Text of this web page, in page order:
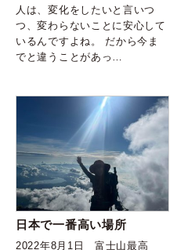
人は、変化をしたいと言いつ
つ、変わらないことに安心して
いるんですよね。 だから今ま
でと違うことがあっ…
日本で一番高い場所
2022年8月1日 富士山最高